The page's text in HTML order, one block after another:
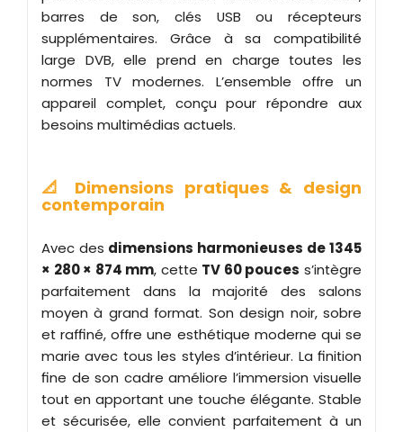
barres de son, clés USB ou récepteurs
supplémentaires. Grâce à sa compatibilité
large DVB, elle prend en charge toutes les
normes TV modernes. L’ensemble offre un
appareil complet, conçu pour répondre aux
besoins multimédias actuels.
📐 Dimensions pratiques & design
contemporain
Avec des dimensions harmonieuses de 1345
× 280 × 874 mm, cette TV 60 pouces s’intègre
parfaitement dans la majorité des salons
moyen à grand format. Son design noir, sobre
et raffiné, offre une esthétique moderne qui se
marie avec tous les styles d’intérieur. La finition
fine de son cadre améliore l’immersion visuelle
tout en apportant une touche élégante. Stable
et sécurisée, elle convient parfaitement à un